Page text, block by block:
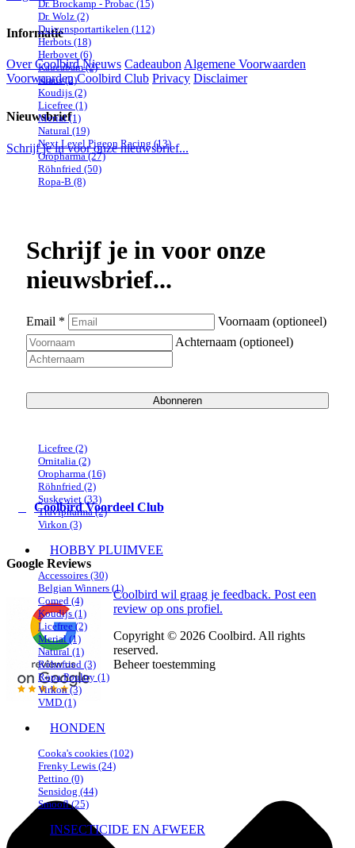
Dr. Brockamp - Probac (15)
Dr. Wolz (2)
Duivensportartikelen (112)
Herbots (18)
Herbovet (6)
Kaucabam(2)
Klaus(2)
Koudijs (2)
Licefree (1)
Merial(1)
Natural (19)
Next Level Pigeon Racing(13)
Oropharma(27)
Röhnfried (50)
Ropa-B (8)
Verenigingsartikelen
(1)
Virkon(3)
VMD
WonderPigeon
(7)
Accessoires(11)
All Pet (1)
Aves(7)
Goldbird(27)
Licefree (2)
Ornitalia (2)
Oropharma (16)
Röhnfried (2)
Suskewiet (33)
Travipharma(2)
Virkon (3)
HOBBY PLUIMVEE
Accessoires (30)
Belgian Winners (1)
Comed (4)
Koudijs (1)
Licefree(2)
Merial (1)
Natural (1)
Röhnfried (3)
Ropa Poultry (1)
Virkon(3)
VMD (1)
HONDEN
Cooka's cookies (102)
Frenky Lewis (24)
Pettino (0)
Sensidog (44)
Smoofl(25)
INSECTICIDE EN AFWEER
Informatie
Over Coolbird Nieuws CadeaubonAlgemene Voorwaarden
Voorwaarden Coolbird Club Privacy Disclaimer
Nieuwsbrief
Schrijf je in voor onze nieuwsbrief...
Schrijf je in voor onze
nieuwsbrief...
Email *
Voornaam (optioneel)
Achternaam (optioneel)
Abonneren
Coolbird Voordeel Club
Google Reviews
Coolbird wil graag je feedback. Post een
review op ons profiel.
Copyright © 2026 Coolbird. All rights
reserved.
Beheer toestemming